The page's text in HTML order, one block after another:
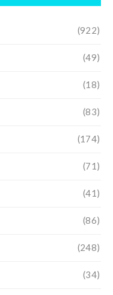
(922)
(49)
(18)
(83)
(174)
(71)
(41)
(86)
(248)
(34)